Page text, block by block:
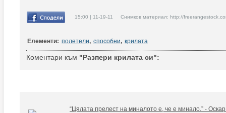
15:00 | 11-19-11 Снимков материал: http://
Елементи: полетели, способни, крилата
Коментари към "Разпери крилата си":
“Цялата прелест на миналото е, че е минало.” -